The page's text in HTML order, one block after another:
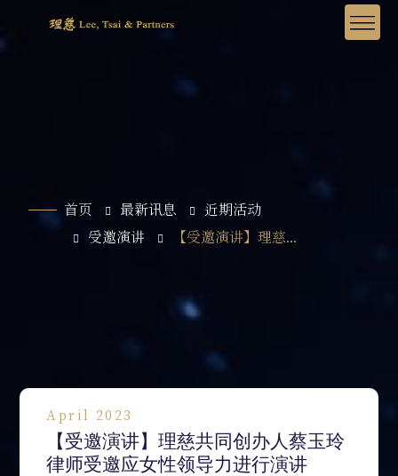
首页 最新讯息
近期活动
受邀演讲
【受邀演讲】理慈...
April 2023
【受邀演讲】理慈共同创办人蔡玉玲
律师受邀应女性领导力进行演讲